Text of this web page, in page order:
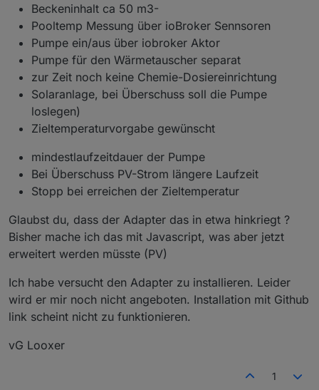
Beckeninhalt ca 50 m3-
Pooltemp Messung über ioBroker Sennsoren
Pumpe ein/aus über iobroker Aktor
Pumpe für den Wärmetauscher separat
zur Zeit noch keine Chemie-Dosiereinrichtung
Solaranlage, bei Überschuss soll die Pumpe
loslegen)
Zieltemperaturvorgabe gewünscht
mindestlaufzeitdauer der Pumpe
Bei Überschuss PV-Strom längere Laufzeit
Stopp bei erreichen der Zieltemperatur
Glaubst du, dass der Adapter das in etwa hinkriegt ?
Bisher mache ich das mit Javascript, was aber jetzt
erweitert werden müsste (PV)
Ich habe versucht den Adapter zu installieren. Leider
wird er mir noch nicht angeboten. Installation mit Github
link scheint nicht zu funktionieren.
vG Looxer
1